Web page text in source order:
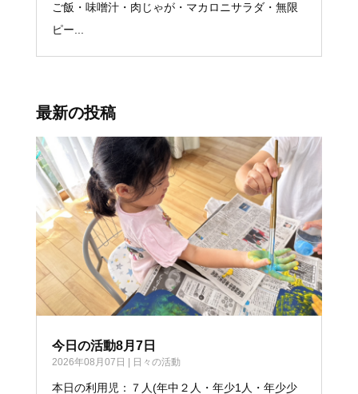
ご飯・味噌汁・肉じゃが・マカロニサラダ・無限
ピー...
最新の投稿
今日の活動8月7日
2026年08月07日 日々の活動
本日の利用児：７人(年中２人・年少1人・年少少